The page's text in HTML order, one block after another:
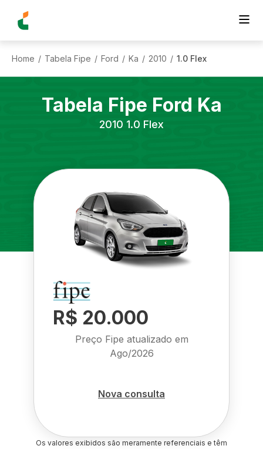
Home / Tabela Fipe / Ford / Ka / 2010 / 1.0 Flex
Tabela Fipe Ford Ka
2010 1.0 Flex
R$ 20.000
Preço Fipe atualizado em
Ago/2026
Nova consulta
Os valores exibidos são meramente referenciais e têm